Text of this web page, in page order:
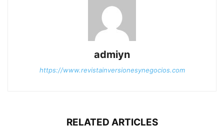
admiyn
https://www.revistainversionesynegocios.com
RELATED ARTICLES